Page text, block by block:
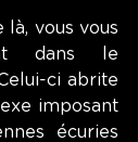
là, vous vous
dans le
ci abrite
imposant
écuries